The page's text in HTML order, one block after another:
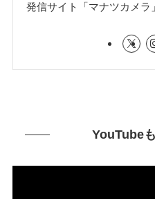
発信サイト「マナツカメラ
YouTube